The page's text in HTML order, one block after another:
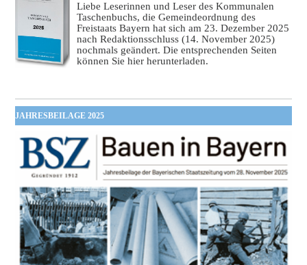
Liebe Leserinnen und Leser des Kommunalen
Taschenbuchs, die Gemeindeordnung des
Freistaats Bayern hat sich am 23. Dezember 2025
nach Redaktionsschluss (14. November 2025)
nochmals geändert. Die entsprechenden Seiten
können Sie hier herunterladen.
JAHRESBEILAGE 2025